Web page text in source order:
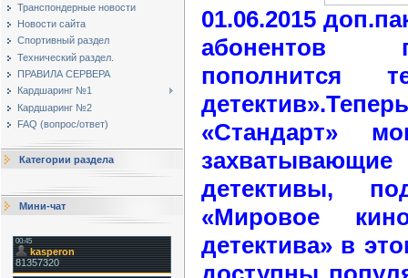
Транспондерные новости
Новости сайта
Спортивный раздел
Технический раздел.
ПРАВИЛА СЕРВЕРА
Кардшаринг №1
Кардшаринг №2
FAQ (вопрос/ответ)
Категории раздела
Мини-чат
01.06.2015
абонентов
пополнится
«Стандарт»
детективы,
«Мировое
детектива» в